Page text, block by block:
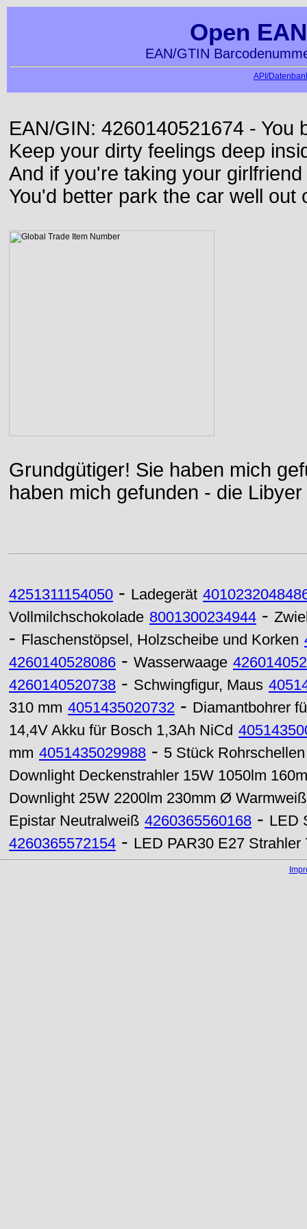
Open
EAN/GTIN
API/
EAN/GIN: 4260140521674 - You
Keep your dirty feelings deep
And if you're taking your
You'd better park the car well out
Grundgütiger! Sie haben mich
haben mich gefunden - die
4251311154050 - Ladegerät
Vollmilchschokolade 8001300234944 -
- Flaschenstöpsel, Holzscheibe und Korken
4260140528086 - Wasserwaage
4260140520738 - Schwingfigur, Maus
310 mm 4051435020732 - Diamantbohrer
14,4V Akku für Bosch 1,3Ah NiCd
mm 4051435029988 - 5 Stück
Downlight Deckenstrahler 15W 1050lm
Downlight 25W 2200lm 230mm Ø Warmweiß
Epistar Neutralweiß 4260365560168 - LED
4260365572154 - LED PAR30 E27